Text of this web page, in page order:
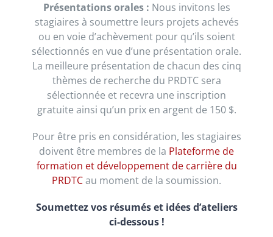
Présentations orales : Nous invitons les
stagiaires à soumettre leurs projets achevés
ou en voie d’achèvement pour qu’ils soient
sélectionnés en vue d’une présentation orale.
La meilleure présentation de chacun des cinq
thèmes de recherche du PRDTC sera
sélectionnée et recevra une inscription
gratuite ainsi qu’un prix en argent de 150 $.
Pour être pris en considération, les stagiaires
doivent être membres de la Plateforme de
formation et développement de carrière du
PRDTCau moment de la soumission.
Soumettez vos résumés et idées d’ateliers
ci-dessous !